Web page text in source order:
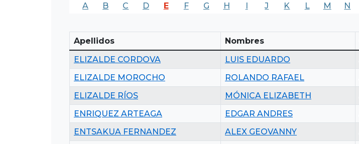
A B C D E F G H I J K L M N
Apellidos Nombres
ELIZALDE CORDOVA
LUIS EDUARDO
ELIZALDE MOROCHO
ROLANDO RAFAEL
ELIZALDE RÍOS
MÓNICA ELIZABETH
ENRIQUEZ ARTEAGA
EDGAR ANDRES
ENTSAKUA FERNANDEZ
ALEX GEOVANNY